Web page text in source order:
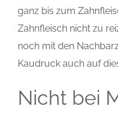
ganz bis zum
Zahnfleisch nicht zu
noch mit den
Kaudruck auch auf
Nicht bei